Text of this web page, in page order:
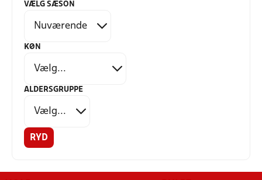
VÆLG SÆSON
KØN
ALDERSGRUPPE
RYD